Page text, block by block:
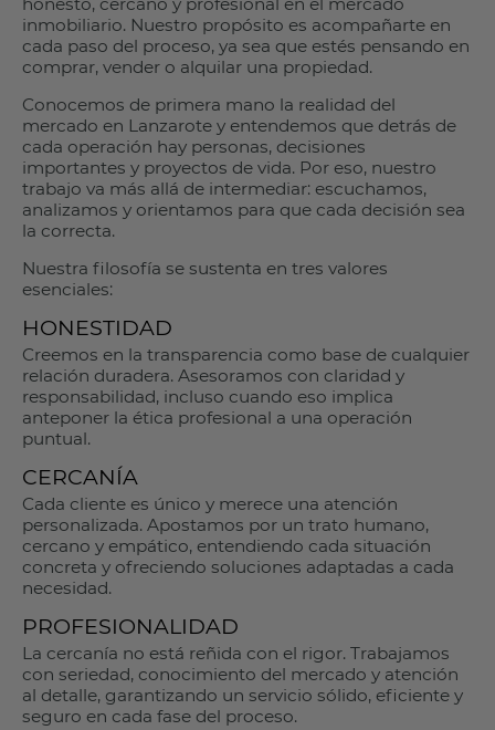
inmobiliario. Nuestro propósito es acompañarte en
cada paso del proceso, ya sea que estés pensando en
comprar, vender o alquilar una propiedad.
Conocemos de primera mano la realidad del
mercado en Lanzarote y entendemos que detrás de
cada operación hay personas, decisiones
importantes y proyectos de vida. Por eso, nuestro
trabajo va más allá de intermediar: escuchamos,
analizamos y orientamos para que cada decisión sea
la correcta.
Nuestra filosofía se sustenta en tres valores
esenciales:
HONESTIDAD
Creemos en la transparencia como base de cualquier
relación duradera. Asesoramos con claridad y
responsabilidad, incluso cuando eso implica
anteponer la ética profesional a una operación
puntual.
CERCANÍA
Cada cliente es único y merece una atención
personalizada. Apostamos por un trato humano,
cercano y empático, entendiendo cada situación
concreta y ofreciendo soluciones adaptadas a cada
necesidad.
PROFESIONALIDAD
La cercanía no está reñida con el rigor. Trabajamos
con seriedad, conocimiento del mercado y atención
al detalle, garantizando un servicio sólido, eficiente y
seguro en cada fase del proceso.